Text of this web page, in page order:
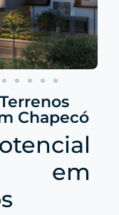
Chapecó
em